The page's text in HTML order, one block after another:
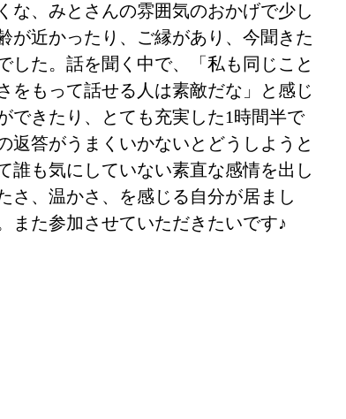
な、みとさんの雰囲気のおかげで少し
が近かったり、ご縁があり、今聞きた
した。話を聞く中で、「私も同じこと
をもって話せる人は素敵だな」と感じ
できたり、とても充実した1時間半で
返答がうまくいかないとどうしようと
誰も気にしていない素直な感情を出し
さ、温かさ、を感じる自分が居まし
また参加させていただきたいです♪